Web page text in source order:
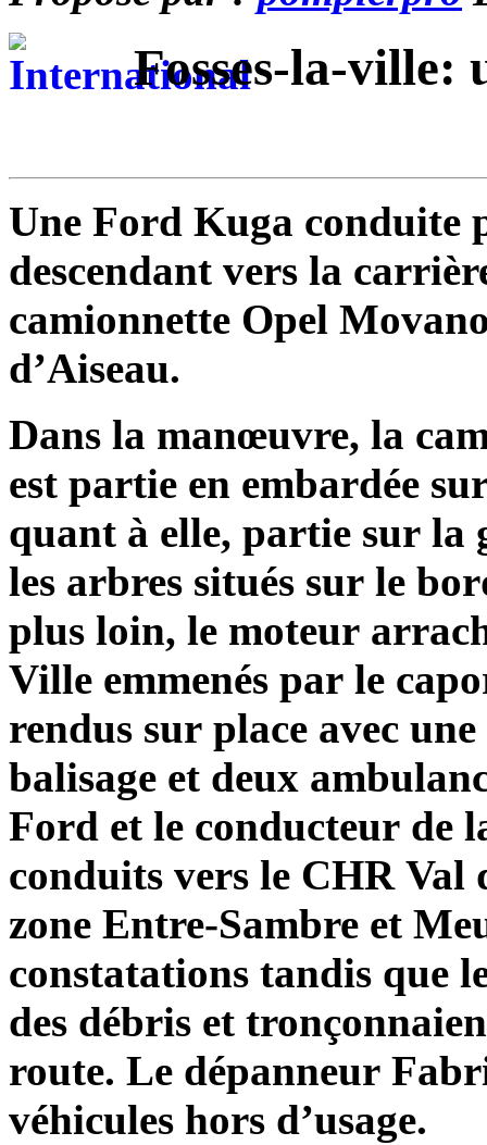
Fosses-la-ville:
Une Ford Kuga conduite
descendant vers la
camionnette Opel
d’Aiseau.
Dans la manœuvre, la
est partie en embardée
quant à elle, partie sur la
les arbres situés sur le
plus loin, le moteur
Ville emmenés par le
rendus sur place avec
balisage et deux
Ford et le conducteur de
conduits vers le CHR Val
zone Entre-Sambre et
constatations tandis que
des débris et
route. Le dépanneur
véhicules hors d’usage.